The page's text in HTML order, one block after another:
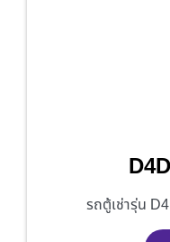
รถตู้เช่ารุ่น